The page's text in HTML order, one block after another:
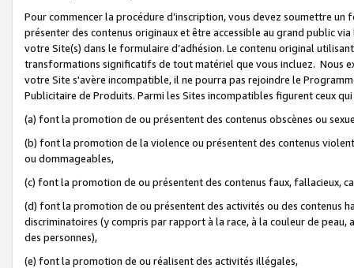
Pour commencer la procédure d’inscription, vous devez soumettre
présenter des contenus originaux et être accessible au grand public
votre Site(s) dans le formulaire d’adhésion. Le contenu original
transformations significatifs de tout matériel que vous incluez. Nous
votre Site s'avère incompatible, il ne pourra pas rejoindre le
Publicitaire de Produits. Parmi les Sites incompatibles figurent ceux
(a) font la promotion de ou présentent des contenus obscènes ou
(b) font la promotion de la violence ou présentent des contenus
ou dommageables,
(c) font la promotion de ou présentent des contenus faux, fallacieux,
(d) font la promotion de ou présentent des activités ou des contenus
discriminatoires (y compris par rapport à la race, à la couleur de
des personnes),
(e) font la promotion de ou réalisent des activités illégales,